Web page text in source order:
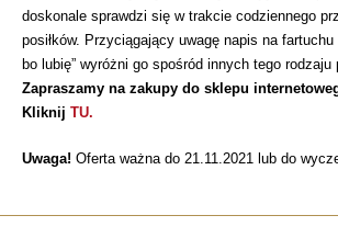
doskonale sprawdzi się w trakcie codziennego
posiłków. Przyciągający uwagę napis na fartuchu
bo lubię” wyróżni go spośród innych tego rodzaju
Zapraszamy na zakupy do sklepu
Kliknij TU.
Uwaga! Oferta ważna do 21.11.2021 lub do